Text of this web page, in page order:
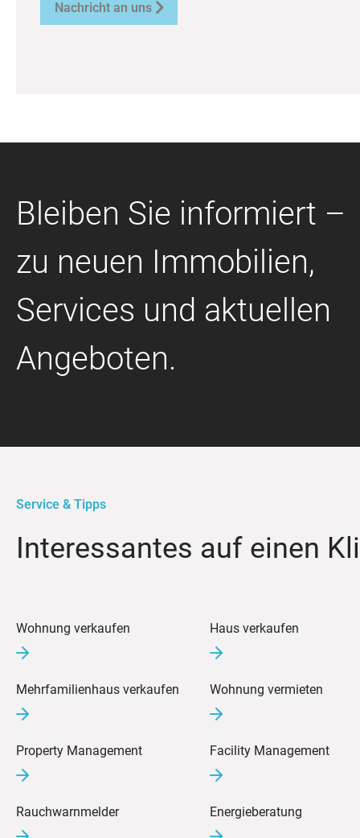
Nachricht an uns 
Bleiben Sie informiert –
zu neuen Immobilien,
Services und aktuellen
Angeboten.
Service & Tipps
Interessantes auf einen
Wohnung verkaufen Haus verkaufen
Mehrfamilienhaus verkaufen Wohnung vermieten
Property Management Facility Management
Rauchwarnmelder Energieberatung